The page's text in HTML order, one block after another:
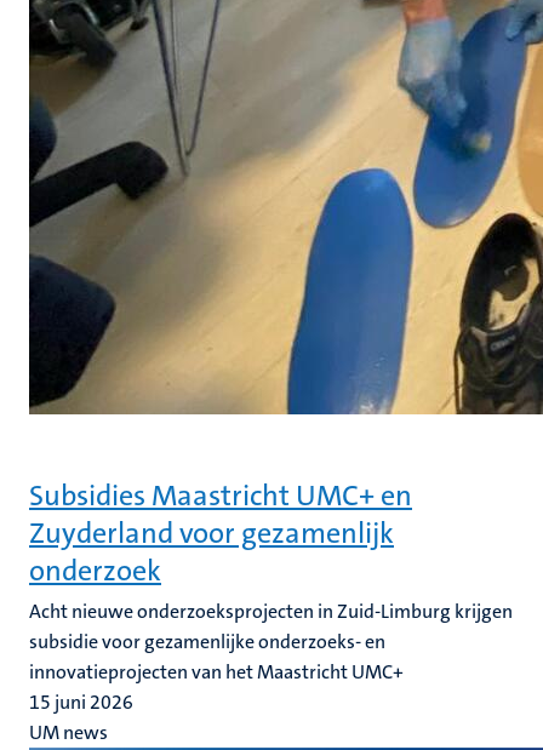
Subsidies Maastricht UMC+ en
Zuyderland voor gezamenlijk
onderzoek
Acht nieuwe onderzoeksprojecten in Zuid-Limburg krijgen
subsidie voor gezamenlijke onderzoeks- en
innovatieprojecten van het Maastricht UMC+
15 juni 2026
UM news